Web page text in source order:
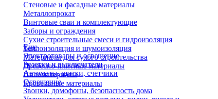
Стеновые и фасадные материалы
Металлопрокат
Винтовые сваи и комплектующие
Заборы и ограждения
Сухие строительные смеси и гидроизоляция
Теплоизоляция и шумоизоляция
Материалы для сухого строительства
Древесно-плитные материалы
Пиломатериалы
Кровельные материалы
Еще
Электротовары и освещение
Розетки и выключатели
Автоматы, щитки, счетчики
Освещение
Звонки, домофоны, безопасность дома